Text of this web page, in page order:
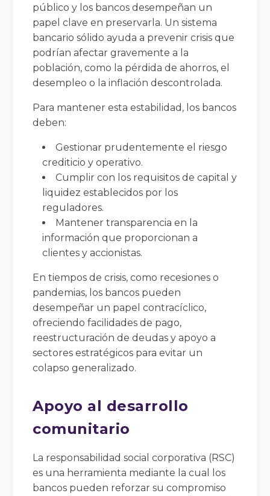
público y los bancos desempeñan un
papel clave en preservarla. Un sistema
bancario sólido ayuda a prevenir crisis que
podrían afectar gravemente a la
población, como la pérdida de ahorros, el
desempleo o la inflación descontrolada.
Para mantener esta estabilidad, los bancos
deben:
Gestionar prudentemente el riesgo
crediticio y operativo.
Cumplir con los requisitos de capital y
liquidez establecidos por los
reguladores.
Mantener transparencia en la
información que proporcionan a
clientes y accionistas.
En tiempos de crisis, como recesiones o
pandemias, los bancos pueden
desempeñar un papel contracíclico,
ofreciendo facilidades de pago,
reestructuración de deudas y apoyo a
sectores estratégicos para evitar un
colapso generalizado.
Apoyo al desarrollo
comunitario
La responsabilidad social corporativa (RSC)
es una herramienta mediante la cual los
bancos pueden reforzar su compromiso